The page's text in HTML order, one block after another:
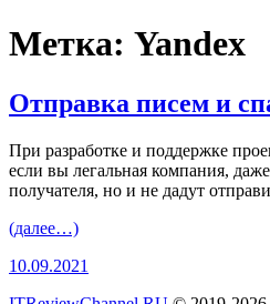
Метка: Yandex
Отправка писем и
При разработке и поддержке
если вы легальная компания,
получателя, но и не дадут
(далее…)
10.09.2021